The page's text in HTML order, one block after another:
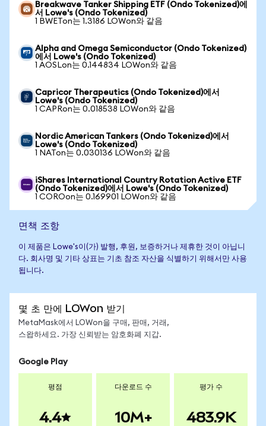
Breakwave Tanker Shipping ETF (Ondo Tokenized)에
서 Lowe's (Ondo Tokenized)
1 BWETon는 1.3186 LOWon와 같음
Alpha and Omega Semiconductor (Ondo Tokenized)
에서 Lowe's (Ondo Tokenized)
1 AOSLon는 0.144834 LOWon와 같음
Capricor Therapeutics (Ondo Tokenized)에서
Lowe's (Ondo Tokenized)
1 CAPRon는 0.018538 LOWon와 같음
Nordic American Tankers (Ondo Tokenized)에서
Lowe's (Ondo Tokenized)
1 NATon는 0.030136 LOWon와 같음
iShares International Country Rotation Active ETF
(Ondo Tokenized)에서 Lowe's (Ondo Tokenized)
1 COROon는 0.169901 LOWon와 같음
면책 조항
이 제품은 Lowe's이(가) 발행, 후원, 보증하거나 제휴한 것이 아닙니
다. 회사명 및 기타 상표는 기초 참조 자산을 식별하기 위해서만 사용
됩니다.
몇 초 만에 LOWon 받기
MetaMask에서 LOWon을 구매, 판매, 거래,
스왑하세요. 가장 신뢰받는 암호화폐 지갑.
Google Play
평점
4.4
다운로드 수
10M+
평가 수
483.9K